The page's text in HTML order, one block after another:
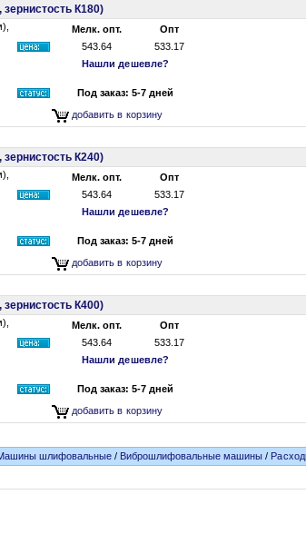
К180)
Мелк. опт.
Опт
543.64
533.17
Нашли дешевле?
Под заказ: 5-7 дней
добавить в корзину
К240)
Мелк. опт.
Опт
543.64
533.17
Нашли дешевле?
Под заказ: 5-7 дней
добавить в корзину
К400)
Мелк. опт.
Опт
543.64
533.17
Нашли дешевле?
Под заказ: 5-7 дней
добавить в корзину
шлифовальные / Виброшлифовальные машины /